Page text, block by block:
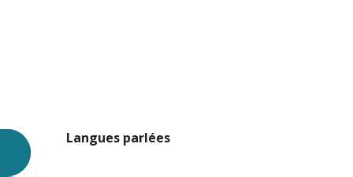
Langues parlées
Langues parlées